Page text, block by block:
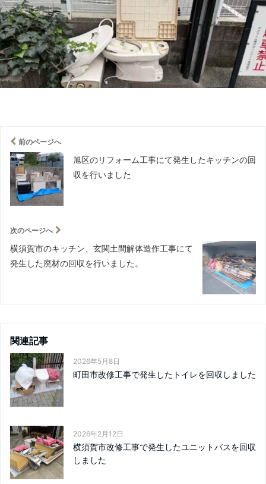
前のページへ
旭区のリフォーム工事にて発生したキッチンの回
収を行いました
次のページへ
横須賀市のキッチン、玄関土間解体造作工事にて
発生した廃材の回収を行いました。
関連記事
2026年5月8日
町田市改修工事で発生したトイレを回収しました
2026年2月12日
横須賀市改修工事で発生したユニットバスを回収
しました